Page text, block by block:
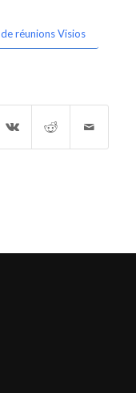
réunions Visios